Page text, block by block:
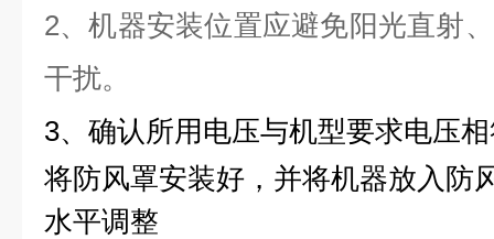
2、机器安装位置应避免阳光直射
干扰。
3、确认所用电压与机型要求电压
将防风罩安装好，并将机器放入防
水平调整